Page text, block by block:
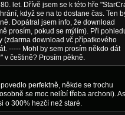
let. Dřívě jsem se k této hře
když se na to dostane čas. Ten
Dopátral jsem info, že download
prosím, pokud se mýlím). Při
(zdarma download vč přípatkového
----- Mohl by sem prosím někdo dát
v češtině? Prosím pěkně.
perfektně, někde se trochu
se moc nelíbí třeba archoni).
o 300% hezčí než staré.